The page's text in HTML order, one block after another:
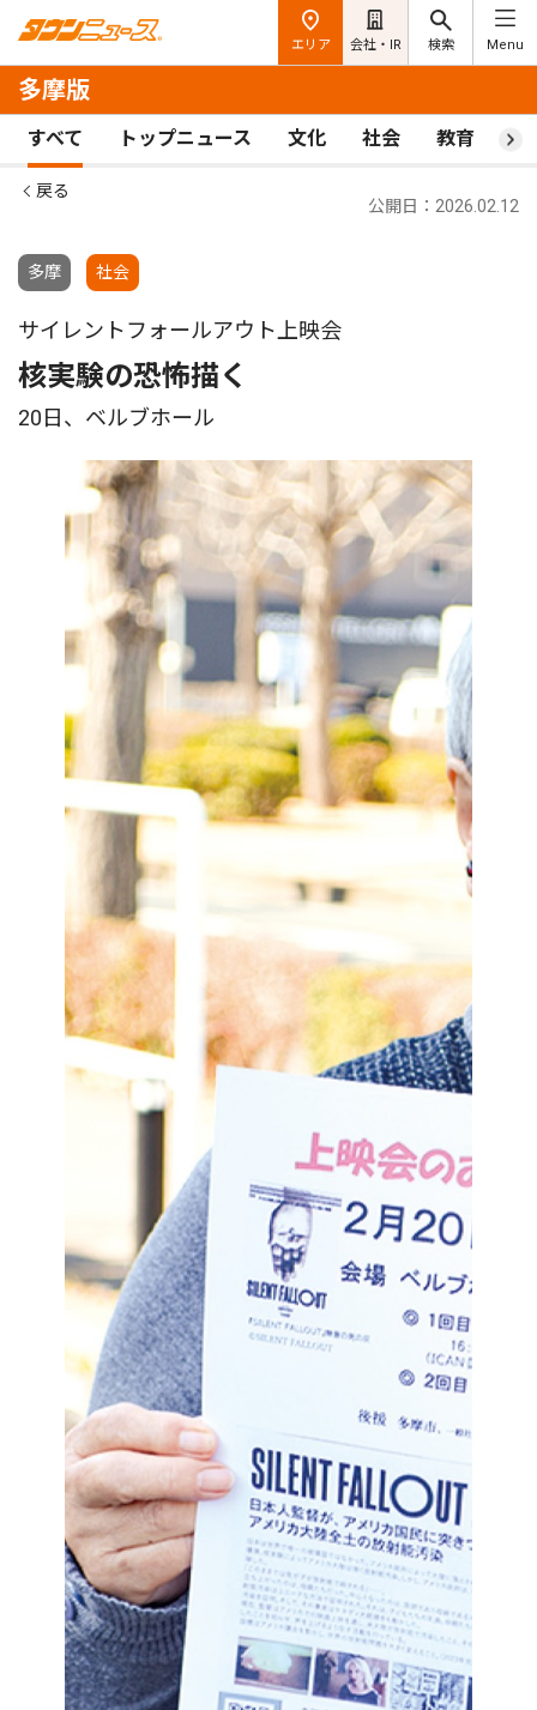
エリア 会社・IR 検索 Menu
多摩版
すべて トップニュース 文化 社会 教育 ス
戻る
多摩 社会
公開日：2026.02.12
サイレントフォールアウト上映会
核実験の恐怖描く
20日、ベルブホール